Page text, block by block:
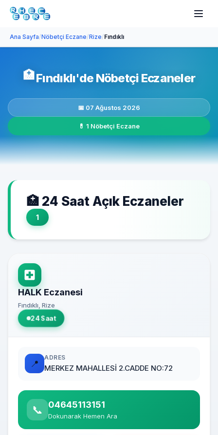
Ana Sayfa/Nöbetçi Eczane/Rize/Fındıklı
🏥Fındıklı'de Nöbetçi Eczaneler
📅 07 Ağustos 2026
💊 1 Nöbetçi Eczane
🏥 24 Saat Açık Eczaneler
1
HALK Eczanesi
Fındıklı, Rize
24 Saat
📍
ADRES
MERKEZ MAHALLESİ 2.CADDE NO:72
📞 04645113151
Dokunarak Hemen Ara